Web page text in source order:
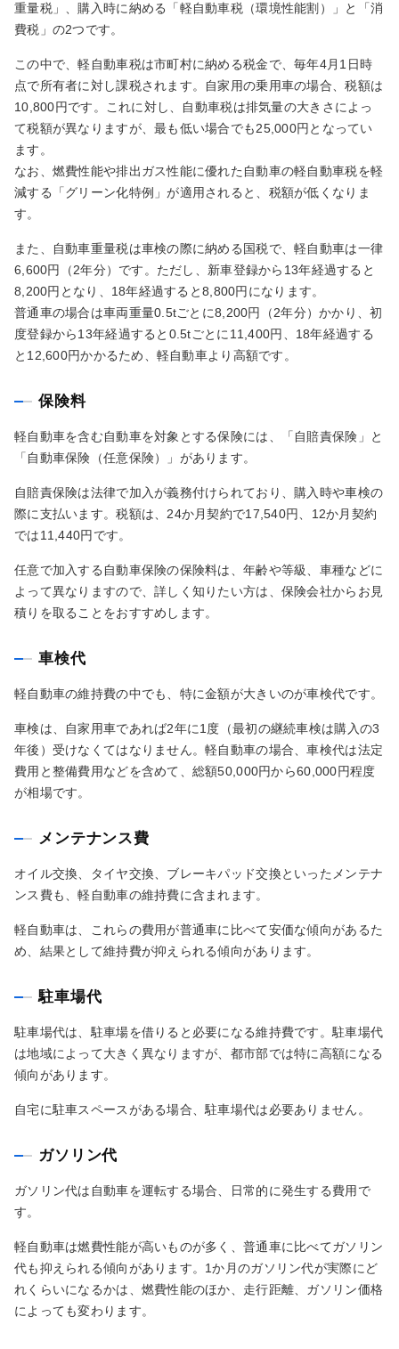
重量税」、購入時に納める「軽自動車税（環境性能割）」と「消
費税」の2つです。
この中で、軽自動車税は市町村に納める税金で、毎年4月1日時
点で所有者に対し課税されます。自家用の乗用車の場合、税額は
10,800円です。これに対し、自動車税は排気量の大きさによっ
て税額が異なりますが、最も低い場合でも25,000円となってい
ます。
なお、燃費性能や排出ガス性能に優れた自動車の軽自動車税を軽
減する「グリーン化特例」が適用されると、税額が低くなりま
す。
また、自動車重量税は車検の際に納める国税で、軽自動車は一律
6,600円（2年分）です。ただし、新車登録から13年経過すると
8,200円となり、18年経過すると8,800円になります。
普通車の場合は車両重量0.5tごとに8,200円（2年分）かかり、初
度登録から13年経過すると0.5tごとに11,400円、18年経過する
と12,600円かかるため、軽自動車より高額です。
保険料
軽自動車を含む自動車を対象とする保険には、「自賠責保険」と
「自動車保険（任意保険）」があります。
自賠責保険は法律で加入が義務付けられており、購入時や車検の
際に支払います。税額は、24か月契約で17,540円、12か月契約
では11,440円です。
任意で加入する自動車保険の保険料は、年齢や等級、車種などに
よって異なりますので、詳しく知りたい方は、保険会社からお見
積りを取ることをおすすめします。
車検代
軽自動車の維持費の中でも、特に金額が大きいのが車検代です。
車検は、自家用車であれば2年に1度（最初の継続車検は購入の3
年後）受けなくてはなりません。軽自動車の場合、車検代は法定
費用と整備費用などを含めて、総額50,000円から60,000円程度
が相場です。
メンテナンス費
オイル交換、タイヤ交換、ブレーキパッド交換といったメンテナ
ンス費も、軽自動車の維持費に含まれます。
軽自動車は、これらの費用が普通車に比べて安価な傾向があるた
め、結果として維持費が抑えられる傾向があります。
駐車場代
駐車場代は、駐車場を借りると必要になる維持費です。駐車場代
は地域によって大きく異なりますが、都市部では特に高額になる
傾向があります。
自宅に駐車スペースがある場合、駐車場代は必要ありません。
ガソリン代
ガソリン代は自動車を運転する場合、日常的に発生する費用で
す。
軽自動車は燃費性能が高いものが多く、普通車に比べてガソリン
代も抑えられる傾向があります。1か月のガソリン代が実際にど
れくらいになるかは、燃費性能のほか、走行距離、ガソリン価格
によっても変わります。